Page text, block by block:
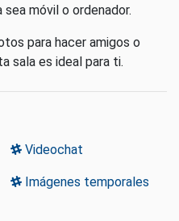
móvil o ordenador.
para hacer amigos o
sala es ideal para ti.
Videochat
Imágenes temporales